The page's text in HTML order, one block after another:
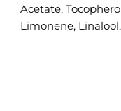
Acetate,
Limonene,